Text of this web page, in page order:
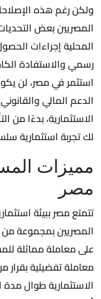
ولكن رغم هذه
المصريين بعض
المحلية إجراءات
رسمي والاستفادة
استثمر في مصر، لن
الدعم المالي
الاستثمارية، بدءًا
لك تجربة استثمارية
مميزات
مصر
تتمتع مصر ببيئة
المصريين بمجموعة من
على معاملة مماثلة
معاملة تفضيلية بقرار
الاستثمارية طوال